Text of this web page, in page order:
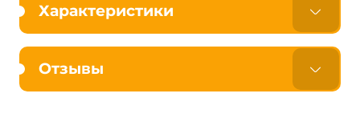
Характеристики
Отзывы